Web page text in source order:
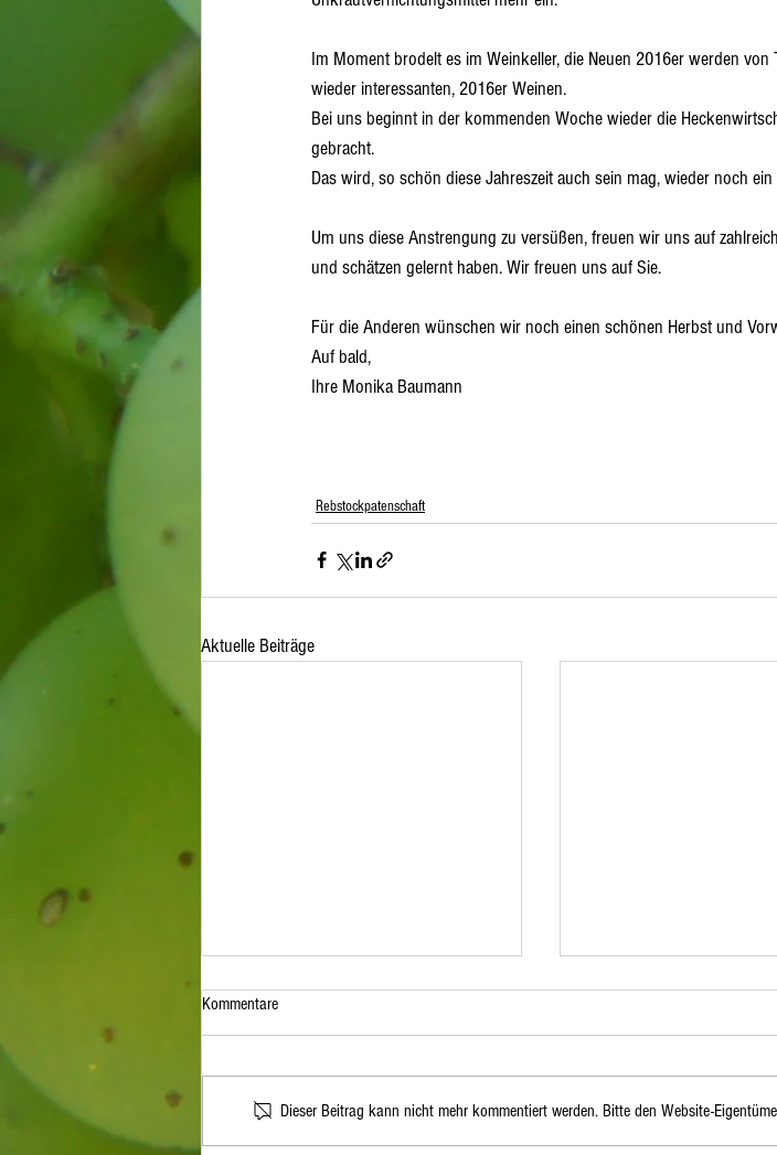
Im Moment brodelt es im Weinkeller, die Neuen 2016er werden
wieder interessanten, 2016er Weinen.
Bei uns beginnt in der kommenden Woche wieder die
gebracht.
Das wird, so schön diese Jahreszeit auch sein mag, wieder noch
Um uns diese Anstrengung zu versüßen, freuen wir uns auf
und schätzen gelernt haben. Wir freuen uns auf Sie.
Für die Anderen wünschen wir noch einen schönen Herbst und
Auf bald,
Ihre Monika Baumann
Rebstockpatenschaft
Aktuelle Beiträge
Kommentare
Dieser Beitrag kann nicht mehr kommentiert werden. Bitte den Website-